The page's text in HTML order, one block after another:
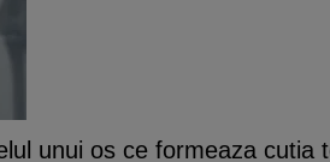
unui os ce formeaza cutia